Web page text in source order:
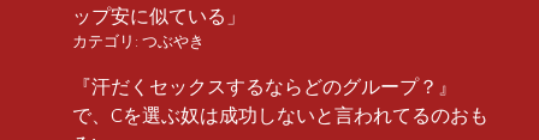
ップ安に似ている」
カテゴリ: つぶやき
『汗だくセックスするならどのグループ？』
で、Cを選ぶ奴は成功しないと言われてるのおも